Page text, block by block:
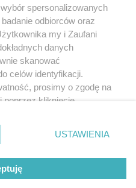
spersonalizowanych
odbiorców oraz
my i Zaufani
danych
skanować
celów identyfikacji.
prosimy o zgodę na
poprzez kliknięcie
ustawień prywatności
rogu strony
nie wymagają zgody
sprzeciwić się takiemu
miały zastosowanie tylko
USTAWIENIA